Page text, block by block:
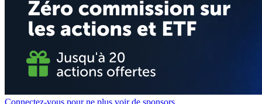
Connectez-vous pour ne plus voir de sponsors